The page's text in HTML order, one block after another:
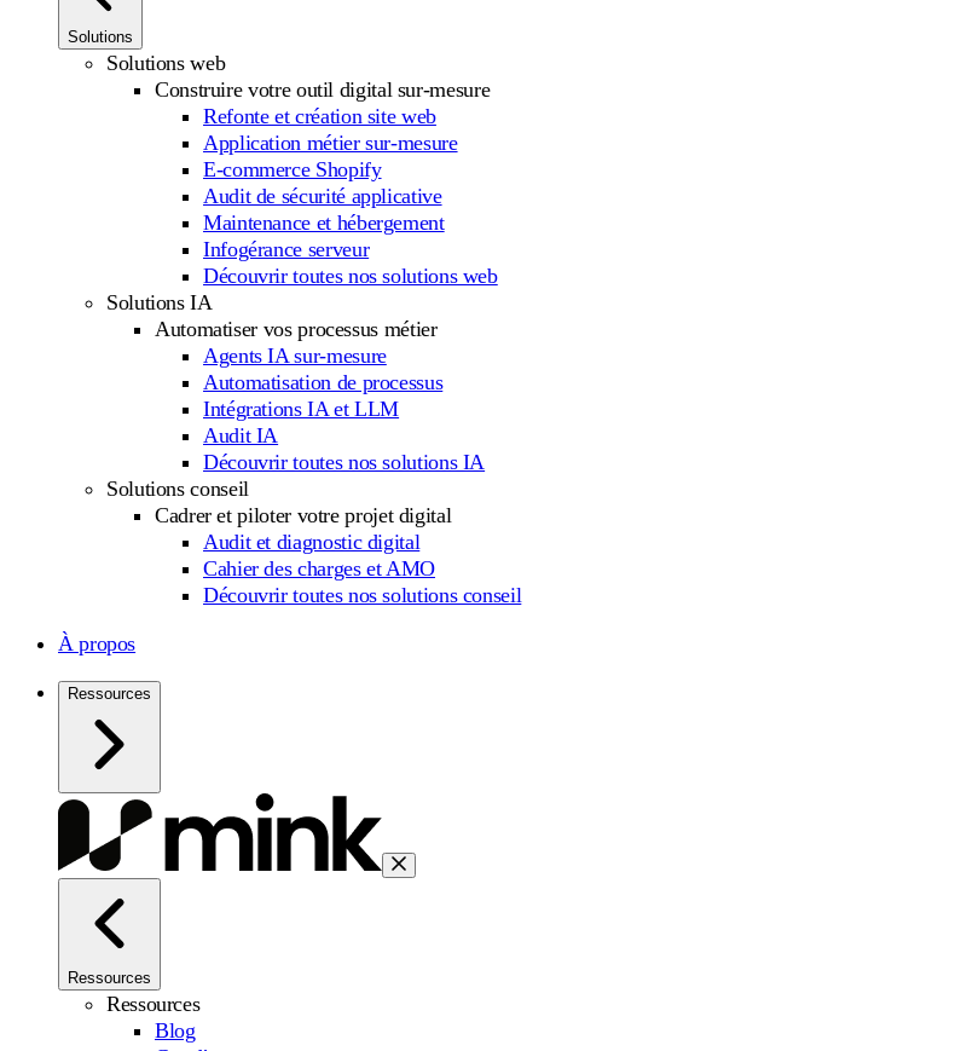
Solutions
Solutions web
Construire votre outil digital sur-mesure
Refonte et création site web
Application métier sur-mesure
E-commerce Shopify
Audit de sécurité applicative
Maintenance et hébergement
Infogérance serveur
Découvrir toutes nos solutions web
Solutions IA
Automatiser vos processus métier
Agents IA sur-mesure
Automatisation de processus
Intégrations IA et LLM
Audit IA
Découvrir toutes nos solutions IA
Solutions conseil
Cadrer et piloter votre projet digital
Audit et diagnostic digital
Cahier des charges et AMO
Découvrir toutes nos solutions conseil
À propos
Ressources
Ressources
Ressources
Blog